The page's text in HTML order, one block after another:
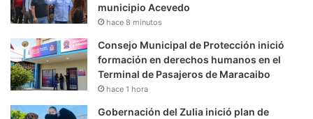
municipio Acevedo
hace 8 minutos
Consejo Municipal de Protección inició
formación en derechos humanos en el
Terminal de Pasajeros de Maracaibo
hace 1 hora
Gobernación del Zulia inició plan de